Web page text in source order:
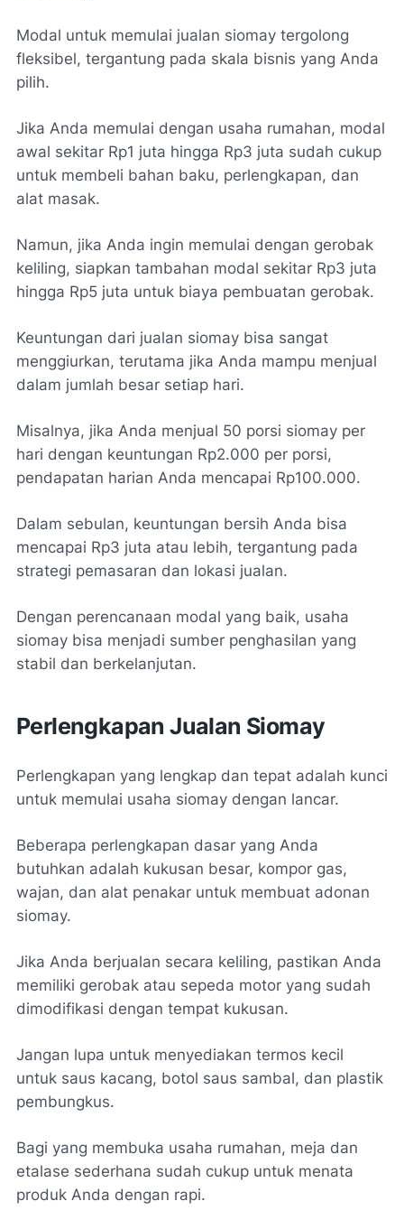
Modal untuk memulai jualan siomay tergolong
fleksibel, tergantung pada skala bisnis yang Anda
pilih.
Jika Anda memulai dengan usaha rumahan, modal
awal sekitar Rp1 juta hingga Rp3 juta sudah cukup
untuk membeli bahan baku, perlengkapan, dan
alat masak.
Namun, jika Anda ingin memulai dengan gerobak
keliling, siapkan tambahan modal sekitar Rp3 juta
hingga Rp5 juta untuk biaya pembuatan gerobak.
Keuntungan dari jualan siomay bisa sangat
menggiurkan, terutama jika Anda mampu menjual
dalam jumlah besar setiap hari.
Misalnya, jika Anda menjual 50 porsi siomay per
hari dengan keuntungan Rp2.000 per porsi,
pendapatan harian Anda mencapai Rp100.000.
Dalam sebulan, keuntungan bersih Anda bisa
mencapai Rp3 juta atau lebih, tergantung pada
strategi pemasaran dan lokasi jualan.
Dengan perencanaan modal yang baik, usaha
siomay bisa menjadi sumber penghasilan yang
stabil dan berkelanjutan.
Perlengkapan Jualan Siomay
Perlengkapan yang lengkap dan tepat adalah kunci
untuk memulai usaha siomay dengan lancar.
Beberapa perlengkapan dasar yang Anda
butuhkan adalah kukusan besar, kompor gas,
wajan, dan alat penakar untuk membuat adonan
siomay.
Jika Anda berjualan secara keliling, pastikan Anda
memiliki gerobak atau sepeda motor yang sudah
dimodifikasi dengan tempat kukusan.
Jangan lupa untuk menyediakan termos kecil
untuk saus kacang, botol saus sambal, dan plastik
pembungkus.
Bagi yang membuka usaha rumahan, meja dan
etalase sederhana sudah cukup untuk menata
produk Anda dengan rapi.